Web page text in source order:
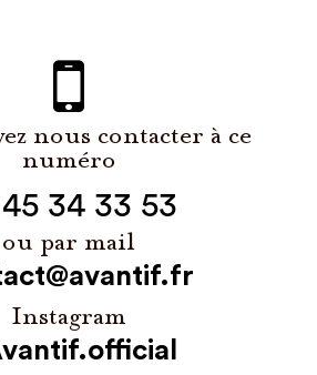
nous contacter à ce
numéro
45 34 33 53
ou par mail
Instagram